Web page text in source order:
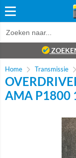
Home Transmissie
AMA P1800